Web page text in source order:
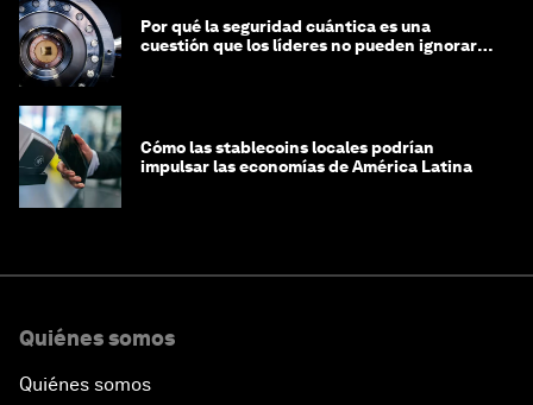
Por qué la seguridad cuántica es una
cuestión que los líderes no pueden ignorar
Cómo las stablecoins locales podrían
impulsar las economías de América Latina
Quiénes somos
Quiénes somos